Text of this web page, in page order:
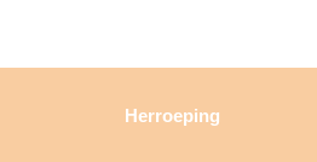
Herroeping